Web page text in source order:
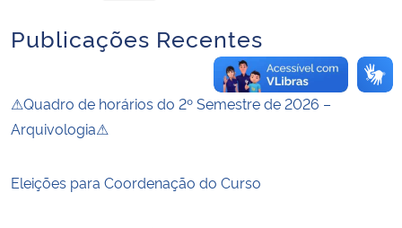
Publicações Recentes
⚠Quadro de horários do 2º Semestre de 2026 –
Arquivologia⚠
Eleições para Coordenação do Curso